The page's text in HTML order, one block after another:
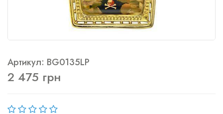
Артикул: BG0135LP
2 475 грн